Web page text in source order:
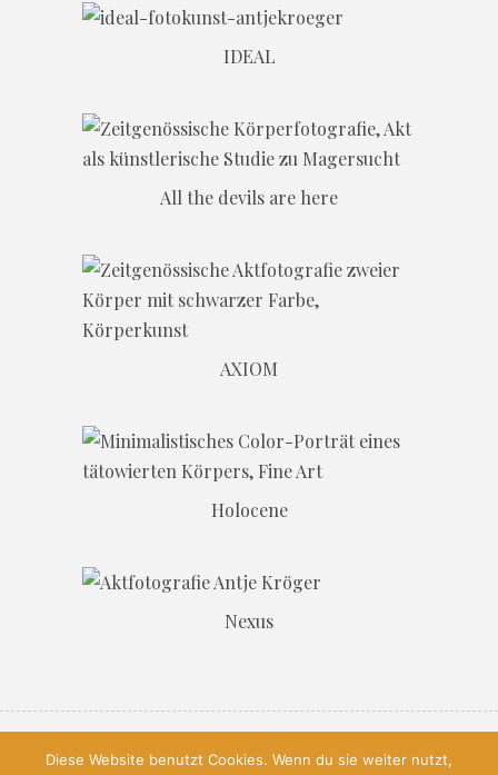
IDEAL
All the devils are here
AXIOM
Holocene
Nexus
© 2026, All Rights Reserved, Antje
Diese Website benutzt Cookies. Wenn du sie weiter nutzt,